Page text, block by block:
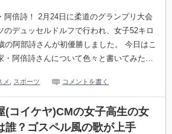
阿倍詩！ 2月24日に柔道のグランプリ大会
のデュッセルドルフで行われ、女子52キロ
の阿部詩さんが初優勝しました。 今日はこ
・阿倍詩さんについて色々と書いてみた…
メ スポーツ コメントを書く
(コイケヤ)CMの女子高生の女
誰？ゴスペル風の歌が上手